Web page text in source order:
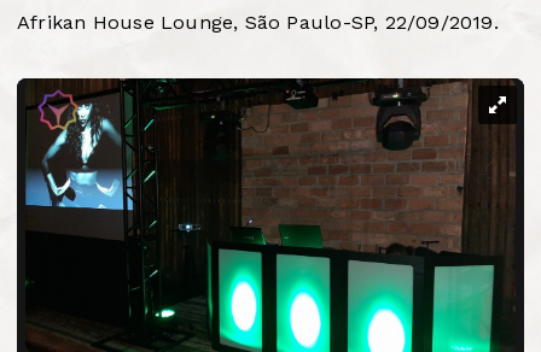
Afrikan House Lounge, São Paulo-SP, 22/09/2019.